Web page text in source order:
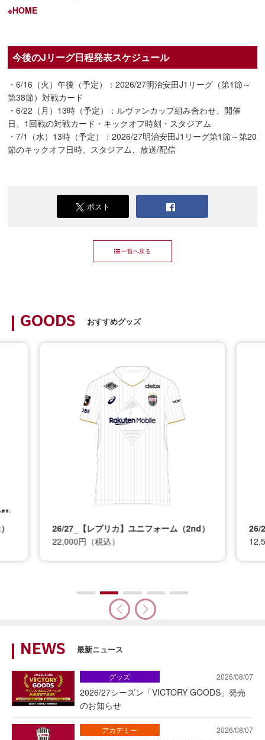
※HOME
今後のJリーグ日程発表スケジュール
・6/16（火）午後（予定）：2026/27明治安田J1リーグ（第1節～
第38節）対戦カード
・6/22（月）13時（予定）：ルヴァンカップ組み合わせ、開催
日、1回戦の対戦カード・キックオフ時刻・スタジアム
・7/1（水）13時（予定）：2026/27明治安田J1リーグ第1節～第20
節のキックオフ日時、スタジアム、放送/配信
ポスト
一覧へ戻る
GOODS おすすめグッズ
26/27_【レプリカ】ユニフォーム（2nd）
22,000円（税込）
26/
NEWS 最新ニュース
2026/08/07
2026/27シーズン「VICTORY GOODS」発売
のお知らせ
グッズ
2026/08/07
アカデミー